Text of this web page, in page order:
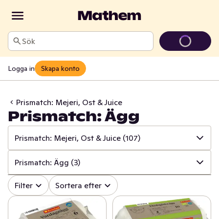
Sök
Logga in Skapa konto
Prismatch: Mejeri, Ost & Juice
Prismatch: Ägg
Prismatch: Mejeri, Ost & Juice (107)
✓ Alla (534)
✓ Prismatch: Frukt & Grönt (13)
Prismatch: Fisk & Skaldjur (13)
Prismatch: Ägg (3)
✓ Alla (107)
Prismatch: Mjölk (15)
Filter Sortera efter